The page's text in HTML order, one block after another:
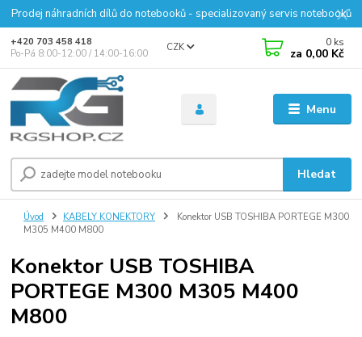
Prodej náhradních dílů do notebooků - specializovaný servis notebooků
Menu
CZK
Hledat
+420 703 458 418
Po-Pá 8:00-12:00 / 14:00-16:00
0 ks
za 0,00 Kč
Úvod KABELY KONEKTORY
Konektor USB TOSHIBA PORTEGE M300
M305 M400 M800
Konektor USB TOSHIBA
PORTEGE M300 M305 M400
M800